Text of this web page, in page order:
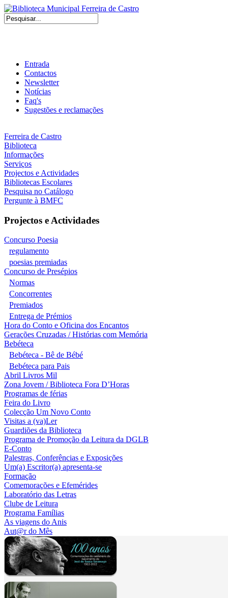
Entrada
Contactos
Newsletter
Notícias
Faq's
Sugestões e reclamações
Ferreira de Castro
Biblioteca
Informações
Serviços
Projectos e Actividades
Bibliotecas Escolares
Pesquisa no Catálogo
Pergunte à BMFC
Projectos e Actividades
Concurso Poesia
regulamento
poesias premiadas
Concurso de Presépios
Normas
Concorrentes
Premiados
Entrega de Prémios
Hora do Conto e Oficina dos Encantos
Gerações Cruzadas / Histórias com Memória
Bebéteca
Bebéteca - Bê de Bébé
Bebéteca para Pais
Abril Livros Mil
Zona Jovem / Biblioteca Fora D’Horas
Programas de férias
Feira do Livro
Colecção Um Novo Conto
Visitas a (va)Ler
Guardiões da Biblioteca
Programa de Promoção da Leitura da DGLB
E-Conto
Palestras, Conferências e Exposições
Um(a) Escritor(a) apresenta-se
Formação
Comemorações e Efemérides
Laboratório das Letras
Clube de Leitura
Programa Famílias
As viagens do Anis
Aut@r do Mês